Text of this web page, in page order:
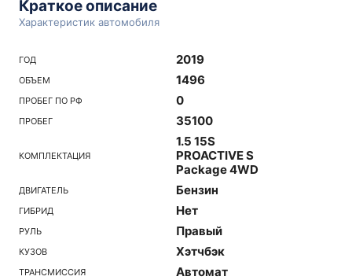
Краткое описание
Характеристик автомобиля
ГОД 2019
ОБЪЕМ 1496
ПРОБЕГ ПО РФ 0
ПРОБЕГ 35100
КОМПЛЕКТАЦИЯ
1.5 15S
PROACTIVE S
Package 4WD
ДВИГАТЕЛЬ Бензин
ГИБРИД Нет
РУЛЬ Правый
КУЗОВ Хэтчбэк
ТРАНСМИССИЯ Автомат